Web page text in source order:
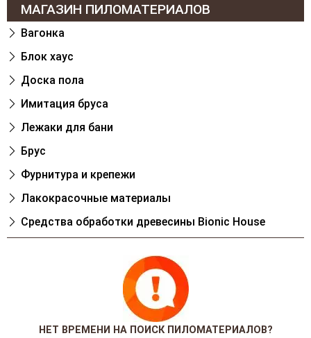
МАГАЗИН ПИЛОМАТЕРИАЛОВ
Вагонка
Блок хаус
Доска пола
Имитация бруса
Лежаки для бани
Брус
Фурнитура и крепежи
Лакокрасочные материалы
Cредства обработки древесины Bionic House
НЕТ ВРЕМЕНИ НА ПОИСК ПИЛОМАТЕРИАЛОВ?